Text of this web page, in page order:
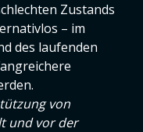
Zustands
– im
des laufenden
von
und vor der